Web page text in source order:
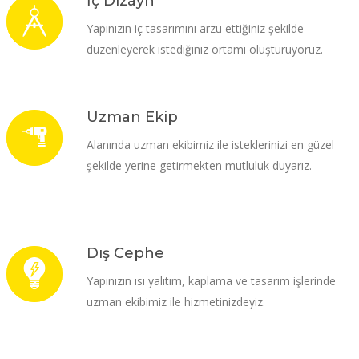
Yapınızın iç tasarımını arzu ettiğiniz şekilde
düzenleyerek istediğiniz ortamı oluşturuyoruz.
Uzman Ekip
Alanında uzman ekibimiz ile isteklerinizi en güzel
şekilde yerine getirmekten mutluluk duyarız.
Dış Cephe
Yapınızın ısı yalıtım, kaplama ve tasarım işlerinde
uzman ekibimiz ile hizmetinizdeyiz.